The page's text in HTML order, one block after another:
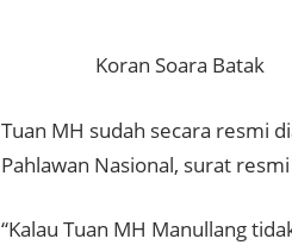
Koran Soara Batak
Tuan MH sudah secara resmi
Pahlawan Nasional, surat
“Kalau Tuan MH Manullang